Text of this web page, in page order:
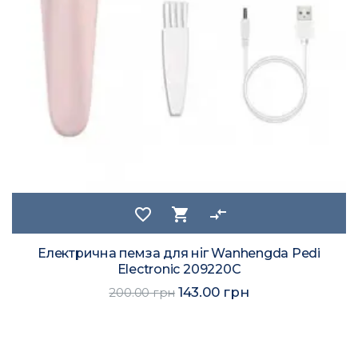
favorite_border shopping_cart compare_arrows
Електрична пемза для ніг Wanhengda Pedi
Electronic 209220C
200.00 грн 143.00 грн